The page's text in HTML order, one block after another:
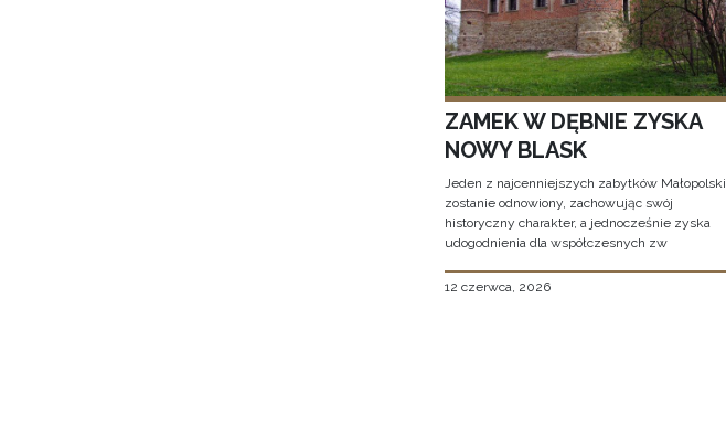
ZAMEK W DĘBNIE ZYSKA
NOWY BLASK
Jeden z najcenniejszych zabytków Małopolski
zostanie odnowiony, zachowując swój
historyczny charakter, a jednocześnie zyska
udogodnienia dla współczesnych zw
12 czerwca, 2026